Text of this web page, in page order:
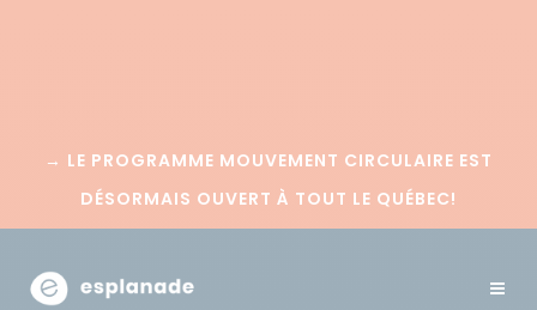
→ LE PROGRAMME MOUVEMENT CIRCULAIRE EST
DÉSORMAIS OUVERT À TOUT LE QUÉBEC!